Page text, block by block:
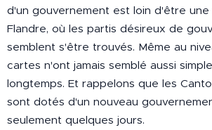
d'un gouvernement est loin d'être une
Flandre, où les partis désireux de
semblent s'être trouvés. Même au
cartes n'ont jamais semblé aussi
longtemps. Et rappelons que les
sont dotés d'un nouveau
seulement quelques jours.